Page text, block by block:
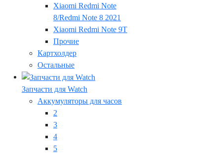
Xiaomi Redmi Note
8/Redmi Note 8 2021
Xiaomi Redmi Note 9T
Прочие
Картхолдер
Остальные
Запчасти для Watch
Аккумуляторы для часов
2
3
4
5